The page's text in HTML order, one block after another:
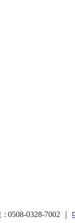
: 0508-0328-7002